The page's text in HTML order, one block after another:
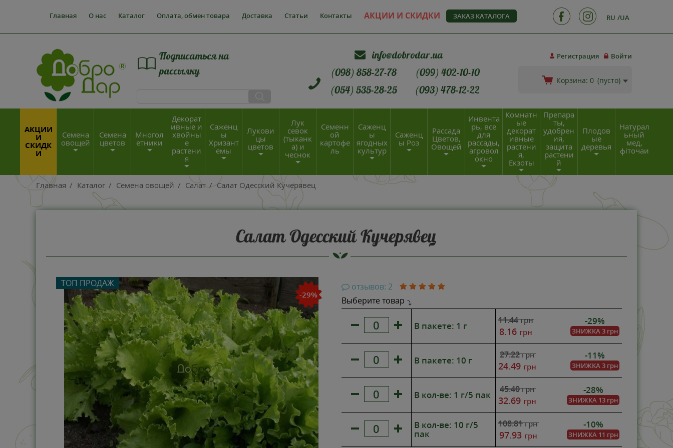
Главная О нас Каталог Оплата, обмен товара Доставка Статьи Контакты АКЦИИ И СКИДКИ ЗАКАЗ КАТАЛОГА RU UA
Регистрация Войти
Корзина: 0 (пусто)
Подписаться на
рассылку
info@dobrodar.ua
(098) 858-27-78
(099) 402-10-10
(054) 535-28-25
(093) 478-12-22
АКЦИИ
И
СКИДК
И
Семена
овощей
Семена
цветов
Многол
етники
Декорат
ивные и
хвойны
е
растени
я
Саженц
ы
Хризант
емы
Лукови
цы
цветов
Лук
севок
(тыканк
а) и
чеснок
Семенн
ой
картофе
ль
Саженц
ы
ягодных
культур
Саженц
ы Роз
Рассада
Цветов,
Овощей
Инвента
рь, все
для
рассады,
агровол
окно
Комнатн
ые
декорат
ивные
растени
я,
Екзоты
Препара
ты,
удобрен
ия,
защита
растени
й
Плодов
ые
деревья
Натурал
ьный
мед,
фіточаи
Главная / Каталог / Семена овощей / Салат / Салат Одесский Кучерявец
Салат Одесский Кучерявец
ТОП ПРОДАЖ
-29%
отзывов: 2
Выберите товар
В пакете: 1 г 11.44 грн
8.16 грн
-29%
ЗНИЖКА 3 грн
В пакете: 10 г 27.22 грн
24.49 грн
-11%
ЗНИЖКА 3 грн
В кол-ве: 1 г/5 пак 45.40 грн
32.69 грн
-28%
ЗНИЖКА 13 грн
В кол-ве: 10 г/5
пак
108.81 грн
97.93 грн
-10%
ЗНИЖКА 11 грн